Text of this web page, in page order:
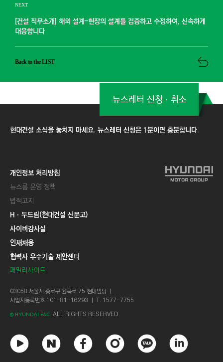
NEXT
[건설 직무소개] 해외 설계–현장의 설계를 검증하고 수정하여, 신속하게
대응합니다
Back to the LIST
현대건설 소식을 놓치지 마세요. 뉴스레터 신청은 1분이면 충분합니다.
뉴스레터 신청ㆍ취소
개인정보 처리방침
뉴스룸 운영 정책
법적고지
Hㆍ두드림(현대건설 신문고)
사이버감사실
인재채용
협력사 우수기술 제안센터
패밀리사이트
03058 서울시 종로구 율곡로 75 현대빌딩 ㅣ
사업자등록번호 101-81-16293 ㅣ T. 1577-7755
© HYUNDAI E&C. ALL RIGHTS RESERVED.